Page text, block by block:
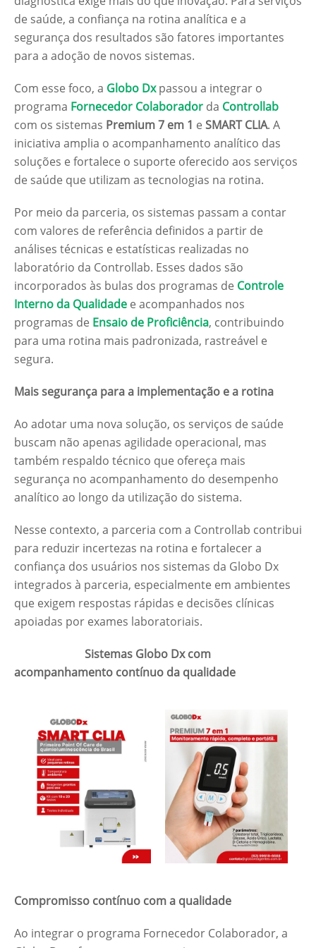
de saúde, a confiança na rotina analítica e a
segurança dos resultados são fatores importantes
para a adoção de novos sistemas.
Com esse foco, a Globo Dxpassou a integrar o
programa Fornecedor Colaborador da Controllab
com os sistemas Premium 7 em 1 e SMART CLIA. A
iniciativa amplia o acompanhamento analítico das
soluções e fortalece o suporte oferecido aos serviços
de saúde que utilizam as tecnologias na rotina.
Por meio da parceria, os sistemas passam a contar
com valores de referência definidos a partir de
análises técnicas e estatísticas realizadas no
laboratório da Controllab. Esses dados são
incorporados às bulas dos programas de Controle
Interno da Qualidade e acompanhados nos
programas de Ensaio de Proficiência, contribuindo
para uma rotina mais padronizada, rastreável e
segura.
Mais segurança para a implementação e a rotina
Ao adotar uma nova solução, os serviços de saúde
buscam não apenas agilidade operacional, mas
também respaldo técnico que ofereça mais
segurança no acompanhamento do desempenho
analítico ao longo da utilização do sistema.
Nesse contexto, a parceria com a Controllab contribui
para reduzir incertezas na rotina e fortalecer a
confiança dos usuários nos sistemas da Globo Dx
integrados à parceria, especialmente em ambientes
que exigem respostas rápidas e decisões clínicas
apoiadas por exames laboratoriais.
Sistemas Globo Dx com
acompanhamento contínuo da qualidade
Compromisso contínuo com a qualidade
Ao integrar o programa Fornecedor Colaborador, a